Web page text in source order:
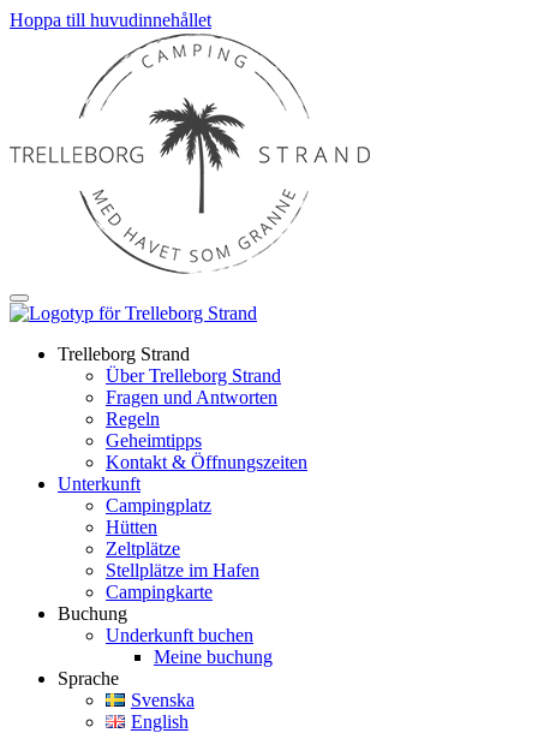
Hoppa till huvudinnehållet
Trelleborg Strand
Über Trelleborg Strand
Fragen und Antworten
Regeln
Geheimtipps
Kontakt & Öffnungszeiten
Unterkunft
Campingplatz
Hütten
Zeltplätze
Stellplätze im Hafen
Campingkarte
Buchung
Underkunft buchen
Meine buchung
Sprache
Svenska
English